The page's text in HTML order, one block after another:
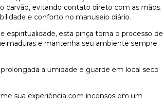
carvão, evitando contato direto com as mãos.
e conforto no manuseio diário.
esta pinça torna o processo de
e mantenha seu ambiente sempre
a umidade e guarde em local seco
sua experiência com incensos em um